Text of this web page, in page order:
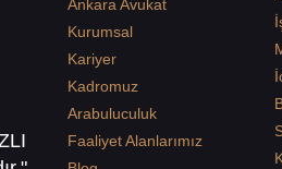
Ankara Avukat
Kurumsal
Kariyer
Kadromuz
Arabuluculuk
Faaliyet Alanlarımız